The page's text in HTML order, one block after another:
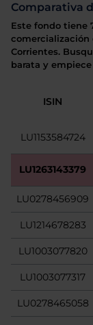
Comparativa
Este fondo tiene
comercialización
Corrientes.
barata y empiece
ISIN
LU1153584724
LU1263143379
LU0278456909
LU1214678283
LU1003077820
LU1003077317
LU0278465058